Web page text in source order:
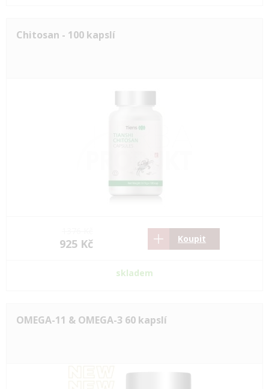
Chitosan - 100 kapslí
925 Kč Koupit
skladem
OMEGA-11 & OMEGA-3 60 kapslí